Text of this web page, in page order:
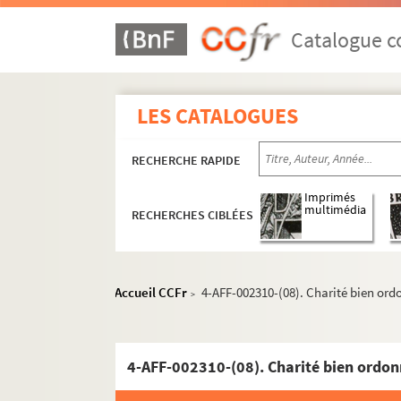
Catalogue
LES CATALOGUES
RECHERCHE RAPIDE
RECHERCHES CIBLÉES
Imprimés
multimédia
Accueil CCFr > 4-AFF-002310-(08). Charité bien
4-AFF-002310-(08). Charité bien
9e arrondissement
10e arrondissement
L'Ambigu-comique
Canal Saint-Martin
Casino Saint-Martin
Centre culturel du 10e
Concert Mayol
Espace Jemmapes
Hôtel de Gouthière
La Java